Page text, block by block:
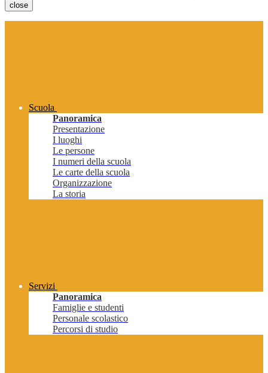
close
Scuola
Panoramica
Presentazione
I luoghi
Le persone
I numeri della scuola
Le carte della scuola
Organizzazione
La storia
Servizi
Panoramica
Famiglie e studenti
Personale scolastico
Percorsi di studio